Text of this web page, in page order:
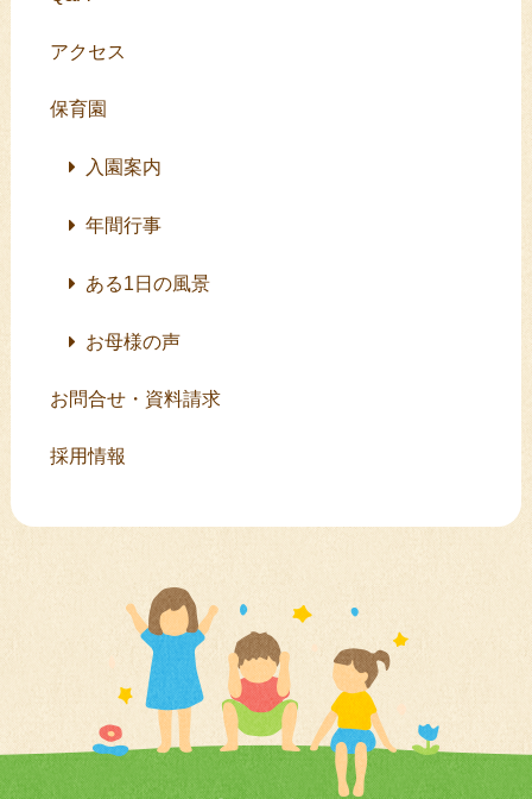
アクセス
保育園
入園案内
年間行事
ある1日の風景
お母様の声
お問合せ・資料請求
採用情報